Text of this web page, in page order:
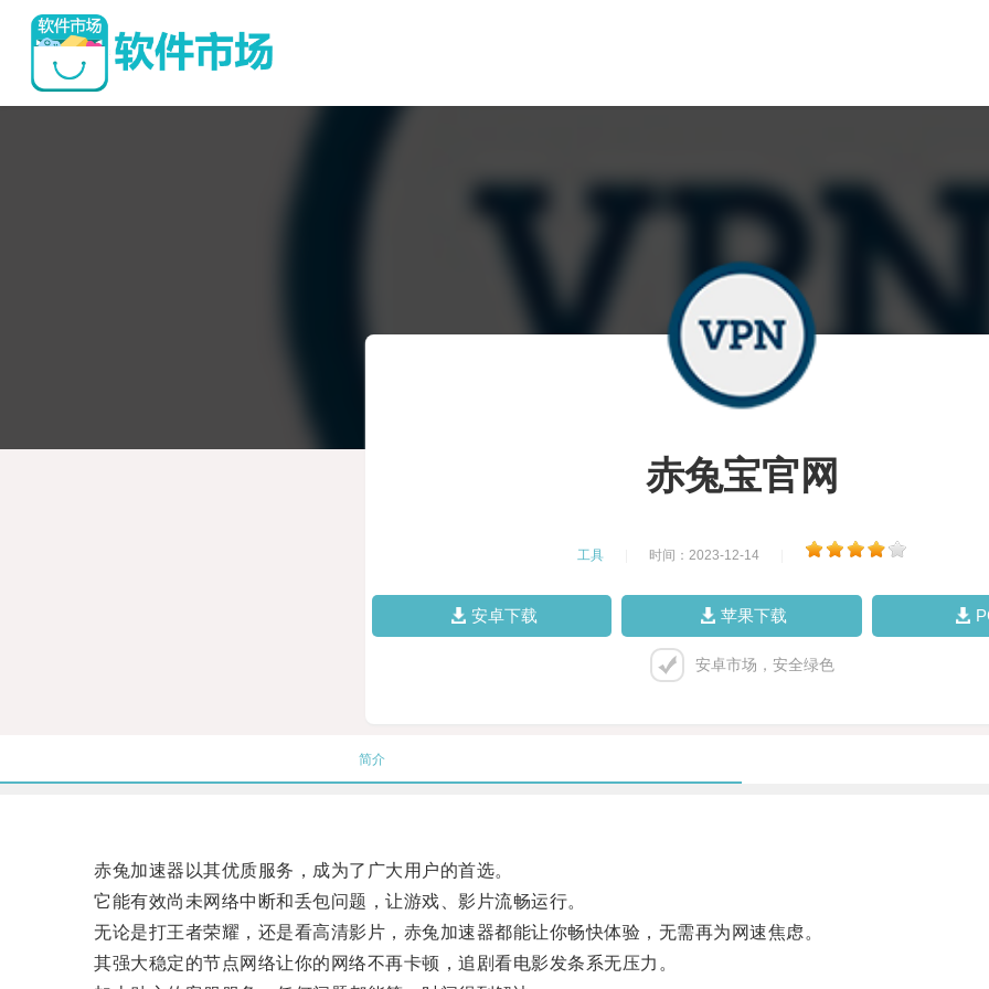
赤兔宝官网
工具 时间：2023-12-14
安卓下载 苹果下载
安卓市场，安全绿色
简介
赤兔加速器以其优质服务，成为了广大用户的首选。
它能有效尚未网络中断和丢包问题，让游戏、影片流畅运行。
无论是打王者荣耀，还是看高清影片，赤兔加速器都能让你畅快体验，无需再为网速焦虑。
其强大稳定的节点网络让你的网络不再卡顿，追剧看电影发条系无压力。